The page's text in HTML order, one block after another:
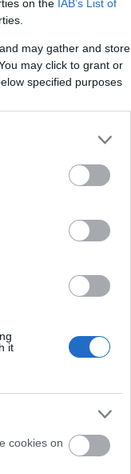
on the IAB’s List of
may gather and store
may click to grant or
specified purposes
it
cookies on